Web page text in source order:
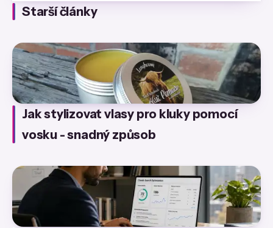
Starší články
Jak stylizovat vlasy pro kluky pomocí
vosku - snadný způsob